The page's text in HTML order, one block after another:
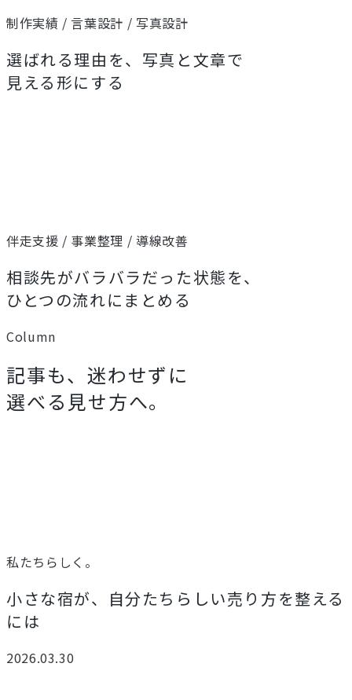
制作実績 / 言葉設計 / 写真設計
選ばれる理由を、写真と文章で
見える形にする
伴走支援 / 事業整理 / 導線改善
相談先がバラバラだった状態を、
ひとつの流れにまとめる
Column
記事も、迷わせずに
選べる見せ方へ。
私たちらしく。
小さな宿が、自分たちらしい売り方を整える
には
2026.03.30